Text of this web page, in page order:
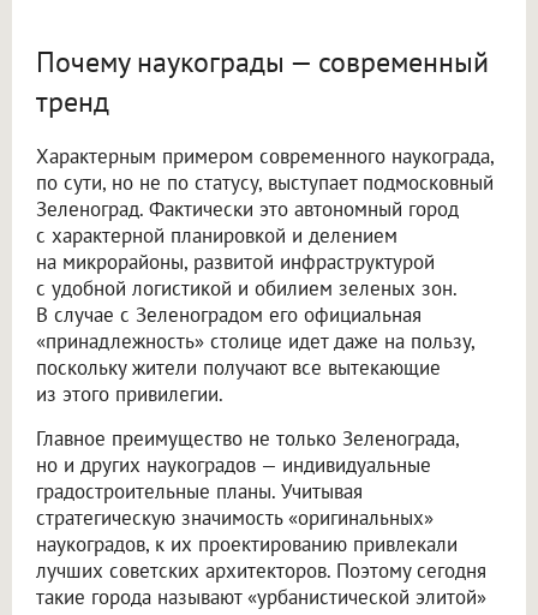
Почему наукограды — современный
тренд
Характерным примером современного наукограда,
по сути, но не по статусу, выступает подмосковный
Зеленоград. Фактически это автономный город
с характерной планировкой и делением
на микрорайоны, развитой инфраструктурой
с удобной логистикой и обилием зеленых зон.
В случае с Зеленоградом его официальная
«принадлежность» столице идет даже на пользу,
поскольку жители получают все вытекающие
из этого привилегии.
Главное преимущество не только Зеленограда,
но и других наукоградов — индивидуальные
градостроительные планы. Учитывая
стратегическую значимость «оригинальных»
наукоградов, к их проектированию привлекали
лучших советских архитекторов. Поэтому сегодня
такие города называют «урбанистической элитой»